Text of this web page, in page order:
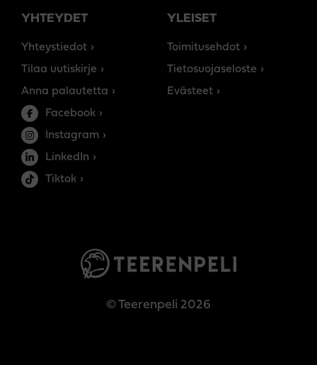
YHTEYDET
Yhteystiedot
Tilaa uutiskirje
Anna palautetta
Facebook
Instagram
LinkedIn
Tiktok
YLEISET
Toimitusehdot
Tietosuojaseloste
Evästeet
© Teerenpeli 2026